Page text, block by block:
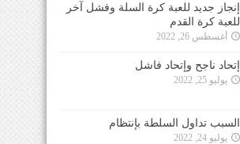
إنجاز جديد للعبة كرة السلة وفشل آخر
للعبة كرة القدم
أغسطس 26, 2022
إتحاد ناجح وإتحاد فاشل
يوليو 25, 2022
السبب تداول السلطة بإنتظام
يوليو 24, 2022